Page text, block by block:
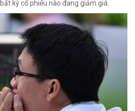
kỳ cổ phiếu nào đang giảm giá.